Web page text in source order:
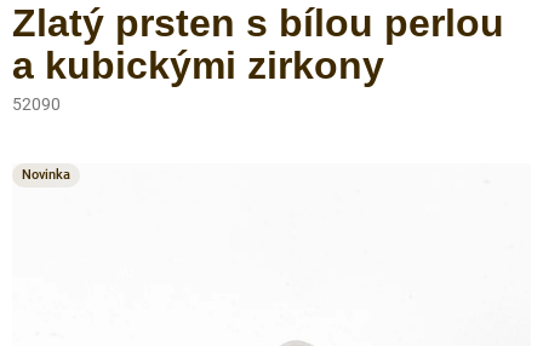
Zlatý prsten s bílou perlou
a kubickými zirkony
52090
Novinka